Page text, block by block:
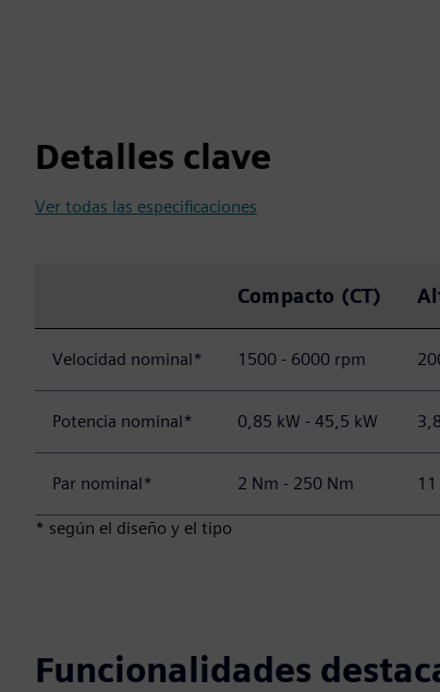
Detalles clave
Ver todas las especificaciones
Compacto (CT)
Velocidad nominal* 1500 - 6000 rpm
Potencia nominal* 0,85 kW - 45,5 kW
Par nominal* 2 Nm - 250 Nm
* según el diseño y el tipo
Funcionalidades